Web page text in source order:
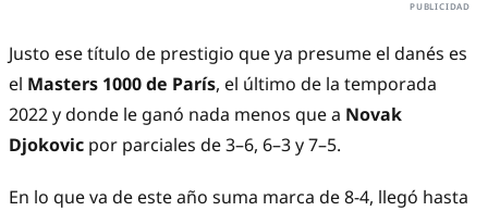
Justo ese título de prestigio que ya presume el danés es
el Masters 1000 de París, el último de la temporada
2022 y donde le ganó nada menos que a Novak
Djokovic por parciales de 3–6, 6–3 y 7–5.
En lo que va de este año suma marca de 8-4, llegó hasta